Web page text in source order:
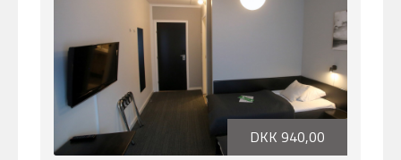
DKK 940,00